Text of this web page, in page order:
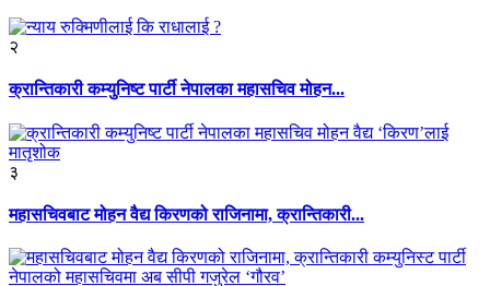
२
क्रान्तिकारी कम्युनिष्ट पार्टी नेपालका महासचिव मोहन...
३
महासचिवबाट मोहन वैद्य किरणको राजिनामा, क्रान्तिकारी...